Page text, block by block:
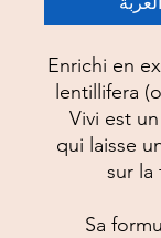
Enrichi en
lentillifera
Vivi est
qui laisse
sur la
Sa